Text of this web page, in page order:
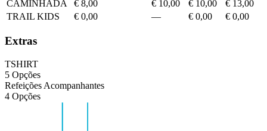
CAMINHADA
€ 8,00 € 10,00 € 10,00
€ 13,00
TRAIL KIDS
€ 0,00 — € 0,00 € 0,00
Extras
TSHIRT
5 Opções
Refeições Acompanhantes
4 Opções